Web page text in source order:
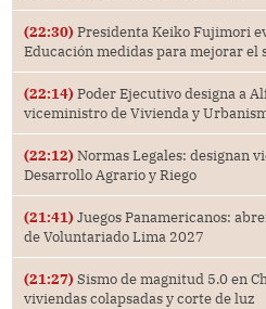
(22:30) Presidenta Keiko Fujimori
Educación medidas para mejorar el
(22:14) Poder Ejecutivo designa a
viceministro de Vivienda y
(22:12) Normas Legales: designan
Desarrollo Agrario y Riego
(21:41) Juegos Panamericanos:
de Voluntariado Lima 2027
(21:27) Sismo de magnitud 5.0 en
viviendas colapsadas y corte de luz